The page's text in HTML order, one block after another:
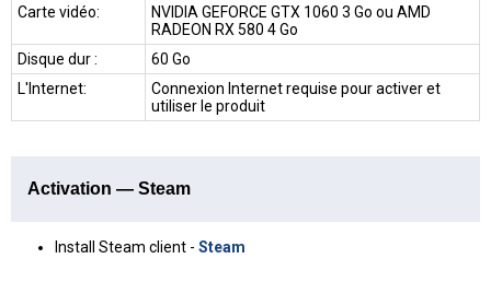
Carte vidéo:
NVIDIA GEFORCE GTX 1060 3 Go ou AMD
RADEON RX 580 4 Go
Disque dur :
60 Go
L'Internet:
Connexion Internet requise pour activer et
utiliser le produit
Activation — Steam
Install Steam client - Steam